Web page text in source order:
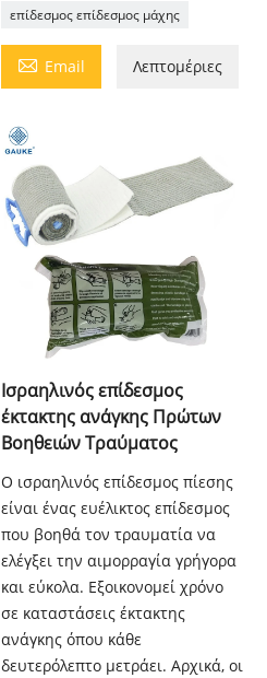
επίδεσμος επίδεσμος μάχης
 Email Λεπτομέριες
Ισραηλινός επίδεσμος
έκτακτης ανάγκης Πρώτων
Βοηθειών Τραύματος
Ο ισραηλινός επίδεσμος πίεσης
είναι ένας ευέλικτος επίδεσμος
που βοηθά τον τραυματία να
ελέγξει την αιμορραγία γρήγορα
και εύκολα. Εξοικονομεί χρόνο
σε καταστάσεις έκτακτης
ανάγκης όπου κάθε
δευτερόλεπτο μετράει. Αρχικά, οι